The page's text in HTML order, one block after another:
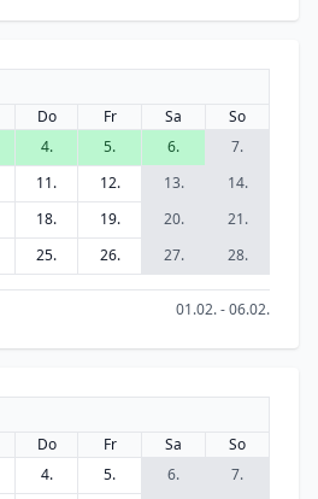
Do Fr Sa
So
4. 5. 6.
7.
11. 12. 13.
14.
18. 19. 20.
21.
25. 26. 27. 28.
01.02. - 06.02.
Do Fr Sa
So
4. 5. 6.
7.